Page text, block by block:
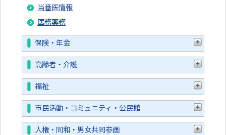
当番医情報
医務薬務
保険・年金
高齢者・介護
福祉
市民活動・コミュニティ・公民館
人権・同和・男女共同参画